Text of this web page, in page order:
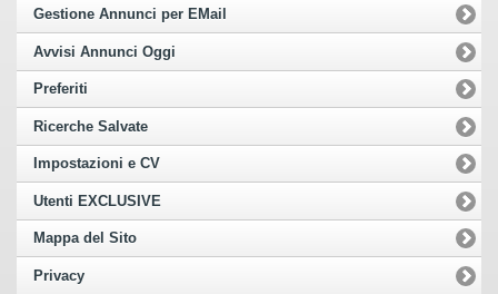
Gestione Annunci per EMail
Avvisi Annunci Oggi
Preferiti
Ricerche Salvate
Impostazioni e CV
Utenti EXCLUSIVE
Mappa del Sito
Privacy